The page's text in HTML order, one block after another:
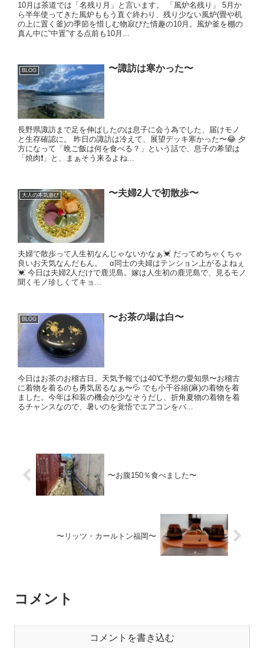
10月は茶道では「名残り月」と言います。 「風炉名残り」 5月か
ら半年使ってきた風炉ももう直ぐ終わり、残り少ない風炉(畳や机
の上に置く釜)の季節を惜しむ物寂びた情趣の10月。風炉釜を棚の
真ん中に“中置”する点前も10月...
BLOG 〜諏訪は寒かった〜
長野県諏訪まで足を伸ばしたのは息子に会う為でした、届けモノ
と生存確認に。 昨日の諏訪は冷えて、展望デッキ寒かった〜😂 夕
方になって「晩ご飯は何を食べる？」という話で、息子の希望は
「焼肉❗️」と、まぁそう来るよね...
大人の本気遊び 〜夫婦2人で初散歩〜
夫婦で散歩って人生初なんじゃないかなぁ💓 だってめちゃくちゃ
良いお天気なんだもん。 α同士の夫婦はテンション上がるよねぇ
💓 今日は夫婦2人だけで鹿児島。嫁は人生初の鹿児島で、見るモノ
聞くモノ珍しくてキョ...
BLOG 〜お茶の場は白〜
今日はお茶のお稽古日。天気予報では40℃予想の愛知県〜お稽古
に着物を着るのも勇気居るなぁ〜💦 でも小千谷縮(麻)の着物を着
ました。今年は和装の機会が少なそうだし、折角夏物の着物を着
るチャンスなので、暑いのを覚悟でエアコンをバ...
〜お腹150％食べました〜
〜リッツ・カールトン福岡〜
コメント
コメントを書き込む